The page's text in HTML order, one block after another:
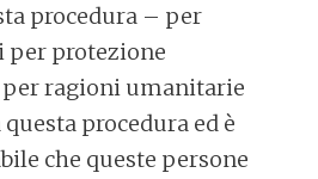
procedura – per
per protezione
ragioni umanitarie
procedura ed è
che queste persone